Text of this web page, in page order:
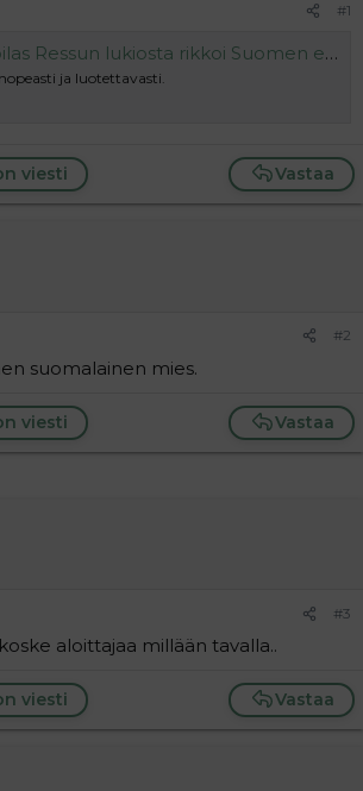
#1
lukiosta rikkoi Suomen ennätyksen – kirjoitti 14 laudaturia
ja luotettavasti.
Vastaa
viesti
#2
suomalainen mies.
Vastaa
viesti
#3
aloittajaa millään tavalla..
Vastaa
viesti